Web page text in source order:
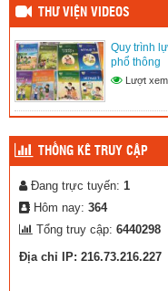
(02/03/2020)
THƯ VIỆN VIDEOS
Quy trình
phổ thông
Lượt
THỐNG KÊ TRUY CẬP
Đang trực tuyến: 1
Hôm nay: 364
Tổng truy cập: 6440298
Địa chỉ IP: 216.73.216.227